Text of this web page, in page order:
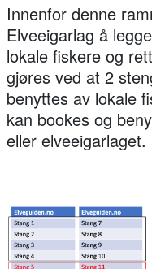
Innenfor denne
Elveeigarlag å
lokale fiskere og
gjøres ved at 2
benyttes av lokale
kan bookes og
eller elveeigarlaget.